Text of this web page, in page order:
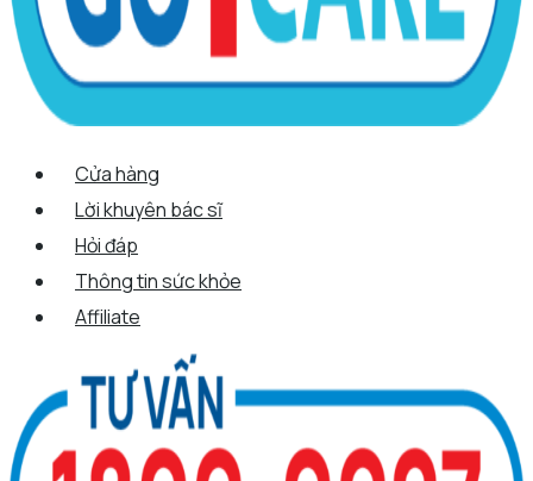
Cửa hàng
Lời khuyên bác sĩ
Hỏi đáp
Thông tin sức khỏe
Affiliate